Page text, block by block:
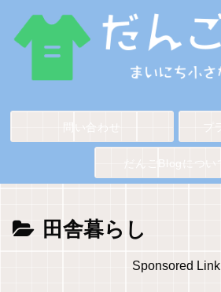
田舎暮らし
Sponsored Link